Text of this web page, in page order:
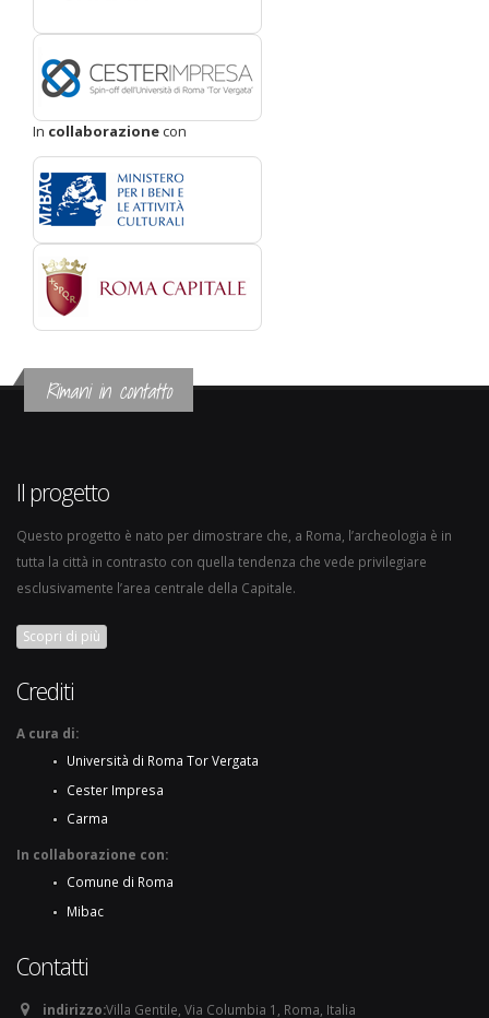
In collaborazionecon
Rimani in contatto
Il progetto
Questo progetto è nato per dimostrare che, a Roma, l’archeologia è in
tutta la città in contrasto con quella tendenza che vede privilegiare
esclusivamente l’area centrale della Capitale.
Scopri di più
Crediti
A cura di:
Università di Roma Tor Vergata
Cester Impresa
Carma
In collaborazione con:
Comune di Roma
Mibac
Contatti
indirizzo:Villa Gentile, Via Columbia 1, Roma, Italia